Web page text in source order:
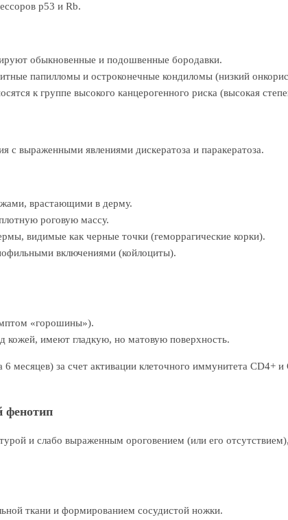
p53 и Rb.
обыкновенные и подошвенные бородавки.
папилломы и остроконечные кондиломы (низкий
к группе высокого канцерогенного риска (высокая
с выраженными явлениями дискератоза и паракератоза.
врастающими в дерму.
роговую массу.
видимые как черные точки (геморрагические корки).
включениями (койлоциты).
«горошины»).
имеют гладкую, но матовую поверхность.
6 месяцев) за счет активации клеточного иммунитета
фенотип
и слабо выраженным ороговением (или его
ткани и формированием сосудистой ножки.